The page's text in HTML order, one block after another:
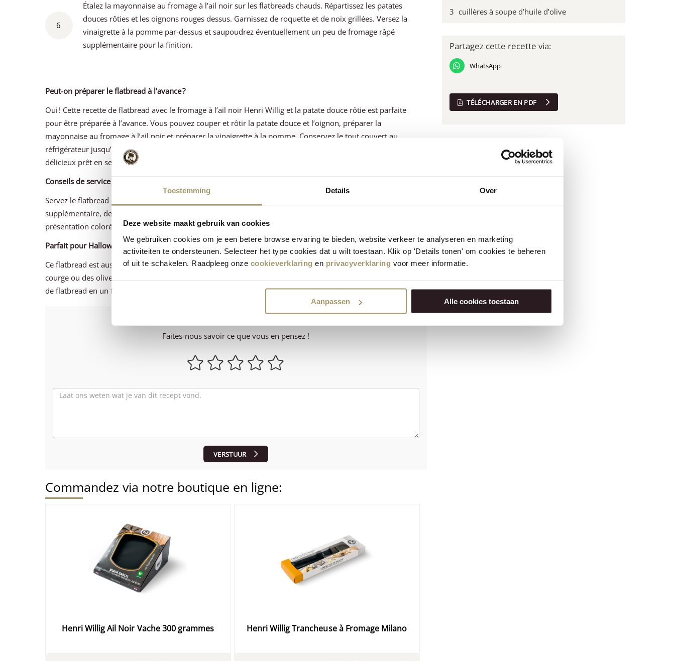
Toestemming Details Over
Deze website maakt gebruik van cookies
We gebruiken cookies om je een betere browse ervaring te bieden, website verkeer te analyseren en marketing
activiteiten te ondersteunen. Selecteer het type cookies dat u wilt toestaan. Klik op 'Details tonen' om cookies te beheren
of uit te schakelen. Raadpleeg onze cookieverklaring en privacyverklaring voor meer informatie.
Aanpassen Alle cookies toestaan
6
Étalez la mayonnaise au fromage à l’ail noir sur les flatbreads chauds. Répartissez les patates
douces rôties et les oignons rouges dessus. Garnissez de roquette et de noix grillées. Versez la
vinaigrette à la pomme par-dessus et saupoudrez éventuellement un peu de fromage râpé
supplémentaire pour la finition.
Peut-on préparer le flatbread à l’avance ?
Oui ! Cette recette de flatbread avec le fromage à l’ail noir Henri Willig et la patate douce rôtie est parfaite
pour être préparée à l’avance. Vous pouvez couper et rôtir la patate douce et l’oignon, préparer la
mayonnaise au fromage à l’ail noir et préparer la vinaigrette à la pomme. Conservez le tout couvert au
réfrigérateur jusqu’au moment de garnir et de servir le flatbread. Ainsi, vous aurez un repas ou un en-cas
délicieux prêt en seulement 10 minutes.
Conseils de service
Servez le flatbread chaud sur une belle planche ou assiette en bois. Garnissez de roquette
supplémentaire, de quelques noix ou de quelques gouttes de vinaigrette à la pomme pour une
présentation colorée. Parfait pour le déjeuner, un dîner léger ou comme amuse-gueule.
Parfait pour Halloween
Ce flatbread est aussi une recette très amusante pour Halloween ! Par exemple, ajoutez des graines de
courge ou des olives noires pour un effet ludique et effrayant. Ainsi, vous transformez une simple recette
de flatbread en un flatbread d’Halloween surprenant et festif qui ravira enfants et adultes.
Faites-nous savoir ce que vous en pensez !
VERSTUUR
Commandez via notre boutique en ligne:
Henri Willig Ail Noir Vache 300 grammes Henri Willig Trancheuse à Fromage Milano
3 cuillères à soupe d’huile d’olive
Partagez cette recette via:
WhatsApp
TÉLÉCHARGER EN PDF